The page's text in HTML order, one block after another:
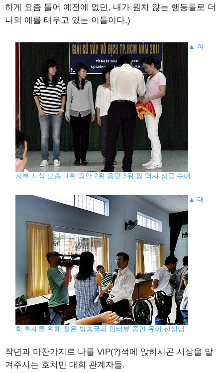
하게 요즘 들어 예전에 없던, 내가 원치 않는 행동들로 더
나의 애를 태우고 있는 이들이다.)
▲ 여
자부 시상 모습. 1위:땀안 2위:응윗 3위:짬 역시 상금 수여
▲ 대
회 취재를 위해 찾은 방송국과 인터뷰 중인 유이 선생님
작년과 마찬가지로 나를 VIP(?)석에 앉히시곤 시상을 맡
겨주시는 호치민 대회 관계자들.